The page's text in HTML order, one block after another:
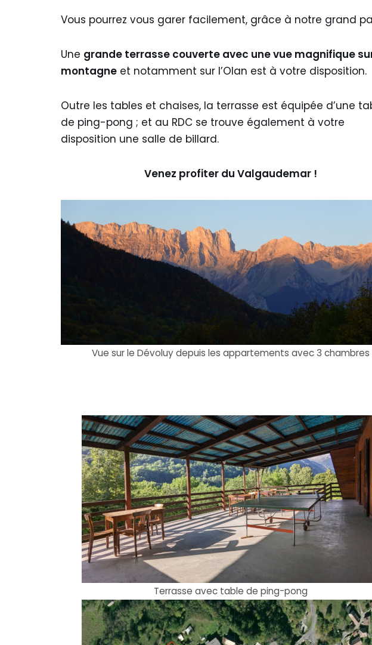
Vous pourrez vous garer facilement, grâce à notre grand
Une grande terrasse couverte avec une vue magnifique
montagne et notamment sur l’Olan est à votre disposition.
Outre les tables et chaises, la terrasse est équipée d’une
de ping-pong ; et au RDC se trouve également à votre
disposition une salle de billard.
Venez profiter du Valgaudemar !
Vue sur le Dévoluy depuis les appartements avec 3 chambres
Terrasse avec table de ping-pong